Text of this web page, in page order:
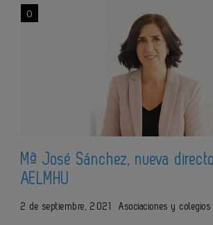
0
Mª José Sánchez, nueva
AELMHU
2 de septiembre, 2021 Asociaciones y colegios